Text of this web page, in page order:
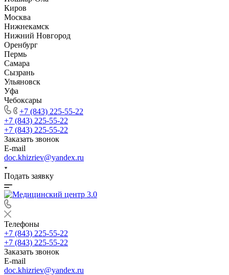
Киров
Москва
Нижнекамск
Нижний Новгород
Оренбург
Пермь
Самара
Сызрань
Ульяновск
Уфа
Чебоксары
+7 (843) 225-55-22
+7 (843) 225-55-22
+7 (843) 225-55-22
Заказать звонок
E-mail
doc.khizriev@yandex.ru
Подать заявку
Телефоны
+7 (843) 225-55-22
+7 (843) 225-55-22
Заказать звонок
E-mail
doc.khizriev@yandex.ru